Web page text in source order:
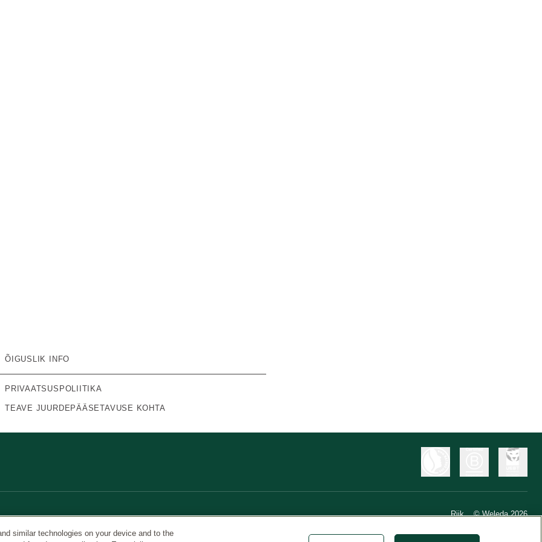
ÕIGUSLIK INFO
PRIVAATSUSPOLIITIKA
TEAVE JUURDEPÄÄSETAVUSE KOHTA
Riik © Weleda 2026
similar technologies on your device and to the